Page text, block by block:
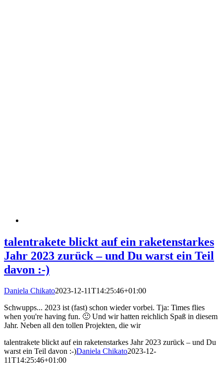
talentrakete blickt auf ein raketenstarkes
Jahr 2023 zurück – und Du warst ein Teil
davon :-)
Daniela Chikato2023-12-11T14:25:46+01:00
Schwupps... 2023 ist (fast) schon wieder vorbei. Tja: Times flies
when you're having fun. 🙂 Und wir hatten reichlich Spaß in diesem
Jahr. Neben all den tollen Projekten, die wir
talentrakete blickt auf ein raketenstarkes Jahr 2023 zurück – und Du
warst ein Teil davon :-)Daniela Chikato2023-12-
11T14:25:46+01:00